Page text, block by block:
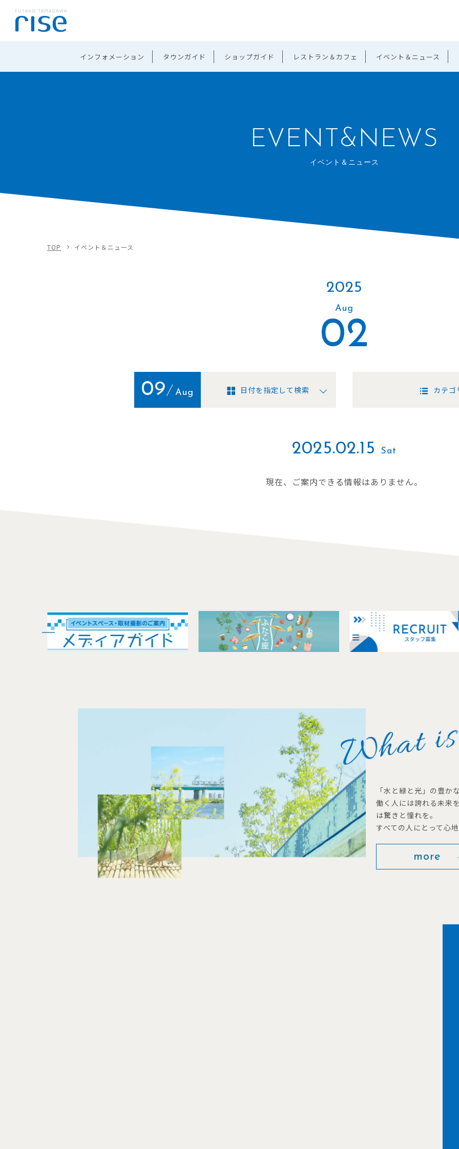
インフォメーション タウンガイド ショップガイド レストラン＆カフェ イベント＆ニュース
EVENT&NEWS
イベント＆ニュース
TOP イベント＆ニュース
2025
Aug
02
09 Aug 日付を指定して検索 カテゴ
2025.02.15 Sat
現在、ご案内できる情報はありません。
「水と緑と光」の豊
働く人には誇れる未来
は驚きと憧れを。
すべての人にとって心
more